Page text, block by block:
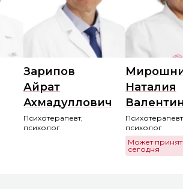
Зарипов
Айрат
Ахмадуллович
Психотерапевт,
психолог
Наталия
психолог
Может
сегодня